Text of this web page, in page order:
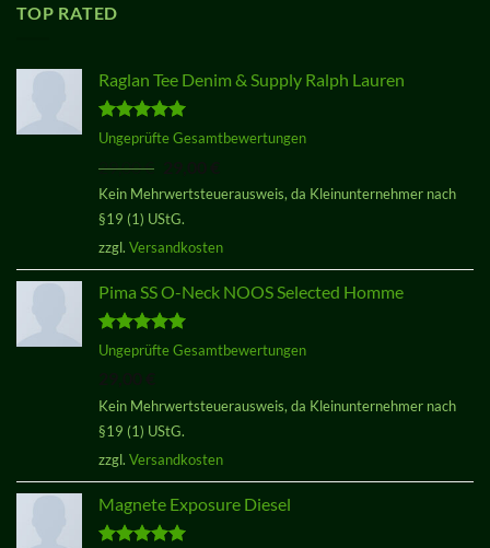
TOP RATED
Raglan Tee Denim & Supply Ralph Lauren
Bewertet
von 5
Ungeprüfte Gesamtbewertungen
29,00€
Preis
war:
Preis
Kein Mehrwertsteuerausweis, da Kleinunternehmer nach
§19 (1) UStG.
zzgl. Versandkosten
Pima SS O-Neck NOOS Selected Homme
Bewertet
Ungeprüfte Gesamtbewertungen
Kein Mehrwertsteuerausweis, da Kleinunternehmer nach
§19 (1) UStG.
zzgl. Versandkosten
Magnete Exposure Diesel